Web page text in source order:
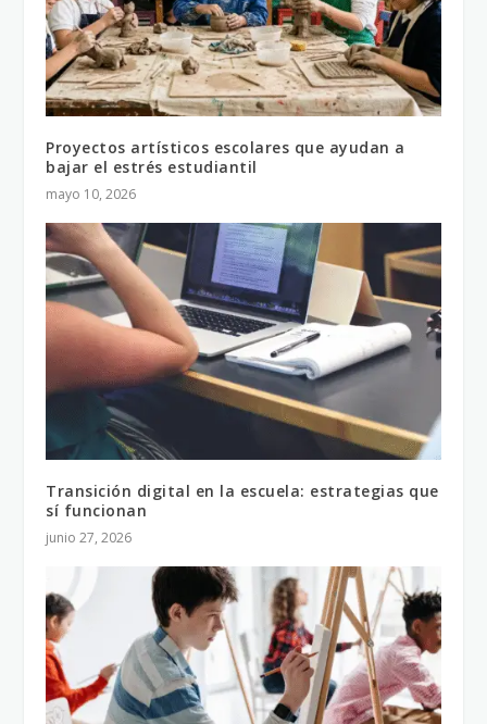
Proyectos artísticos escolares que ayudan a
bajar el estrés estudiantil
mayo 10, 2026
Transición digital en la escuela: estrategias que
sí funcionan
junio 27, 2026